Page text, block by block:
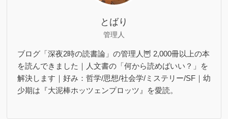
とばり
管理人
ブログ「深夜2時の読書論」の管理人🦉 2,000冊以上の本
を読んできました｜人文書の「何から読めばいい？」を
解決します｜好み：哲学/思想/社会学/ミステリー/SF｜幼
少期は『大泥棒ホッツェンプロッツ』を愛読。